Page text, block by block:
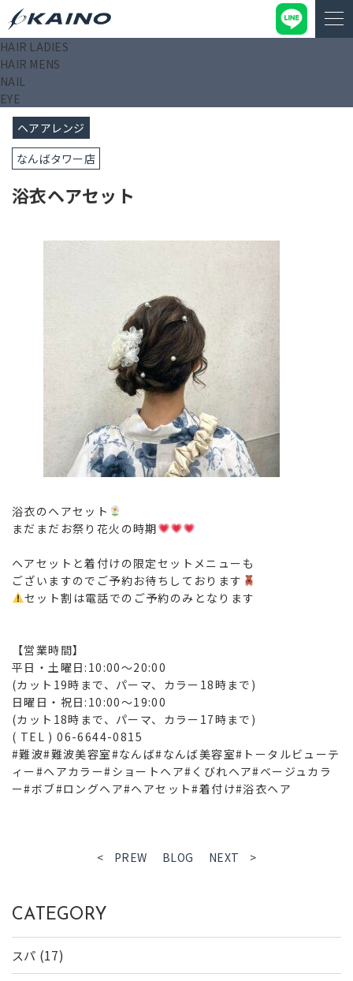
HAIR LADIES
HAIR MENS
NAIL
EYE
KAINO－カイノ－【公式サイト】
2024/08/14
ヘアアレンジ
なんばタワー店
浴衣ヘアセット
浴衣のヘアセット
まだまだお祭り花火の時期
ヘアセットと着付けの限定セットメニューも
ございますのでご予約お待ちしております
セット割は電話でのご予約のみとなります
【営業時間】
平日・土曜日 :10:00〜20:00
(カット 19時まで、パーマ、カラー 18時まで )
日曜日・祝日 :10:00〜19:00
(カット 18時まで、パーマ、カラー 17時まで )
( TEL ) 06-6644-0815
#難波#難波美容室#なんば#なんば美容室# トータルビューテ
ィー#ヘアカラー#ショートヘア# くびれヘア#ベージュカラ
ー#ボブ#ロングヘア#ヘアセット#着付け#浴衣ヘア
< PREW BLOG NEXT >
CATEGORY
スパ (17)